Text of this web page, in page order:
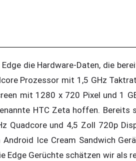
Edge die Hardware-Daten, die
Prozessor mit 1,5 GHz
mit 1280 x 720 Pixel und 1
HTC Zeta hoffen. Bereits
Quadcore und 4,5 Zoll 720p
Android Ice Cream Sandwich
Edge Gerüchte schätzen wir als